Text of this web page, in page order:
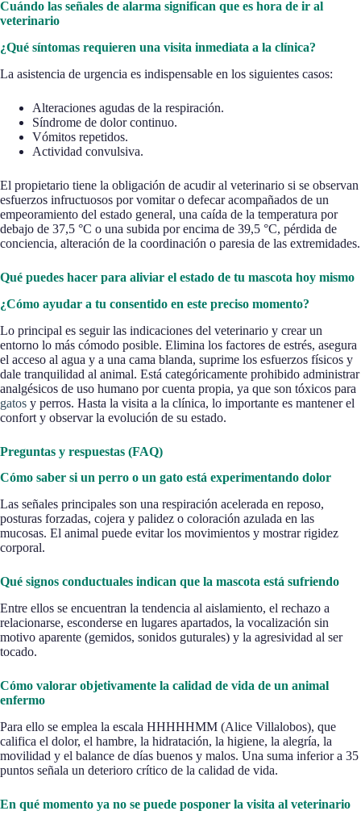
Cuándo las señales de alarma significan que es hora de ir al
veterinario
¿Qué síntomas requieren una visita inmediata a la clínica?
La asistencia de urgencia es indispensable en los siguientes casos:
Alteraciones agudas de la respiración.
Síndrome de dolor continuo.
Vómitos repetidos.
Actividad convulsiva.
El propietario tiene la obligación de acudir al veterinario si se observan
esfuerzos infructuosos por vomitar o defecar acompañados de un
empeoramiento del estado general, una caída de la temperatura por
debajo de 37,5 °C o una subida por encima de 39,5 °C, pérdida de
conciencia, alteración de la coordinación o paresia de las extremidades.
Qué puedes hacer para aliviar el estado de tu mascota hoy mismo
¿Cómo ayudar a tu consentido en este preciso momento?
Lo principal es seguir las indicaciones del veterinario y crear un
entorno lo más cómodo posible. Elimina los factores de estrés, asegura
el acceso al agua y a una cama blanda, suprime los esfuerzos físicos y
dale tranquilidad al animal. Está categóricamente prohibido administrar
analgésicos de uso humano por cuenta propia, ya que son tóxicos para
gatos y perros. Hasta la visita a la clínica, lo importante es mantener el
confort y observar la evolución de su estado.
Preguntas y respuestas (FAQ)
Cómo saber si un perro o un gato está experimentando dolor
Las señales principales son una respiración acelerada en reposo,
posturas forzadas, cojera y palidez o coloración azulada en las
mucosas. El animal puede evitar los movimientos y mostrar rigidez
corporal.
Qué signos conductuales indican que la mascota está sufriendo
Entre ellos se encuentran la tendencia al aislamiento, el rechazo a
relacionarse, esconderse en lugares apartados, la vocalización sin
motivo aparente (gemidos, sonidos guturales) y la agresividad al ser
tocado.
Cómo valorar objetivamente la calidad de vida de un animal
enfermo
Para ello se emplea la escala HHHHHMM (Alice Villalobos), que
califica el dolor, el hambre, la hidratación, la higiene, la alegría, la
movilidad y el balance de días buenos y malos. Una suma inferior a 35
puntos señala un deterioro crítico de la calidad de vida.
En qué momento ya no se puede posponer la visita al veterinario